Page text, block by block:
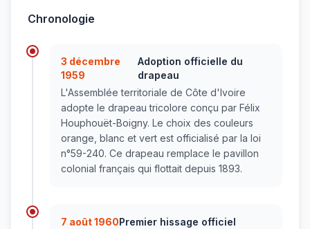
Chronologie
3 décembre
1959
Adoption officielle du
drapeau
L'Assemblée territoriale de Côte d'Ivoire
adopte le drapeau tricolore conçu par Félix
Houphouët-Boigny. Le choix des couleurs
orange, blanc et vert est officialisé par la loi
n°59-240. Ce drapeau remplace le pavillon
colonial français qui flottait depuis 1893.
7 août 1960Premier hissage officiel